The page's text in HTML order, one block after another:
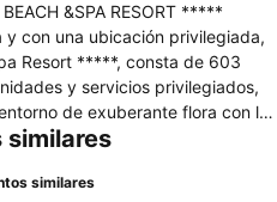
&SPA RESORT *****
con una ubicación privilegiada,
Resort *****, consta de 603
y servicios privilegiados,
se vive la mágica
un
similares
similares